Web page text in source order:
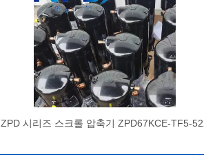
ZPD 시리즈 스크롤 압축기 ZPD67KCE-TF5-